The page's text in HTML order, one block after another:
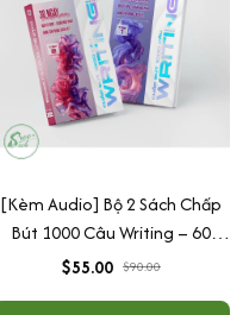
[Kèm Audio] Bộ 2 Sách Chấp
Bút 1000 Câu Writing – 60
Ngày Gieo Trồng Tư Duy
$55.00 $90.00